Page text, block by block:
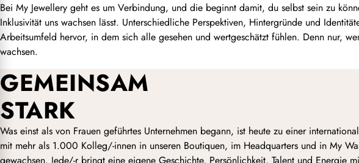
Bei My Jewellery geht es um Verbindung, und die beginnt damit, du selbst sein zu
Inklusivität uns wachsen lässt. Unterschiedliche Perspektiven, Hintergründe und
Arbeitsumfeld hervor, in dem sich alle gesehen und wertgeschätzt fühlen. Denn nur,
wachsen.
GEMEINSAM
STARK
Was einst als von Frauen geführtes Unternehmen begann, ist heute zu einer
mit mehr als 1.000 Kolleg/-innen in unseren Boutiquen, im Headquarters und in My